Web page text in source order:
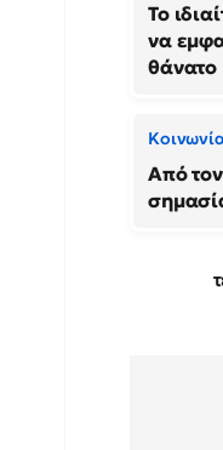
Το
να
θάνατο
Από